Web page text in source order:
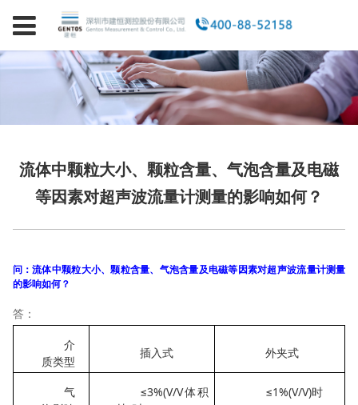
流体中颗粒大小、颗粒含量、气泡含量及电磁
等因素对超声波流量计测量的影响如何？
问：流体中颗粒大小、颗粒含量、气泡含量及电磁等因素对超声波流量计测量
的影响如何？
答：
介
质类型
插入式 外夹式
气
≤3%(V/V体积
≤1%(V/V)时